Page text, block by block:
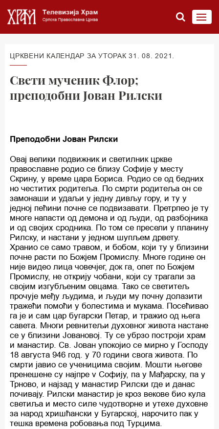
ЦРКВЕНИ КАЛЕНДАР ЗА УТОРАК 31. 08. 2021.
Свети мученик Флор;
преподобни Јован Рилски
Преподобни Јован Рилски
Овај велики подвижник и светилник цркве
православне родио се близу Софије у месту
Скрину, у време цара Бориса. Родио се од бедних
но честитих родитеља. По смрти родитеља он се
замонаши и удаљи у једну дивљу гору, и ту у
једној пећини почне се подвизавати. Претрпео је ту
многе напасти од демона и од људи, од разбојника
и од својих сродника. По том се пресели у планину
Рилску, и настани у једном шупљем дрвету.
Хранио се само травом, и бобом, који ту у близини
почне расти по Божјем Промислу. Многе године он
није видео лица човечјег, док га, опет по Божјем
Промислу, не открију чобани, који су трагали за
својим изгубљеним овцама. Тако се светитељ
прочује међу људима, и људи му почну долазити
тражећи помоћи у болестима и мукама. Посећивао
га је и сам цар бугарски Петар, и тражио од њега
савета. Многи ревнитељи духовног живота настане
се у близини Јовановој. Ту се убрзо построји храм
и манастир. Св. Јован упокојио се мирно у Господу
18 августа 946 год. у 70 години свога живота. По
смрти јавио се ученицима својим. Мошти његове
пренешене су најпре v Софију, па у Мађарску, па у
Трново, и најзад у манастир Рилски где и данас
почивају. Рилски манастир је кроз векове био кула
светиља и место силе чудотворне и утехе духовне
за народ хришћански у Бугарској, нарочито пак у
тешка времена робовања под Турцима.